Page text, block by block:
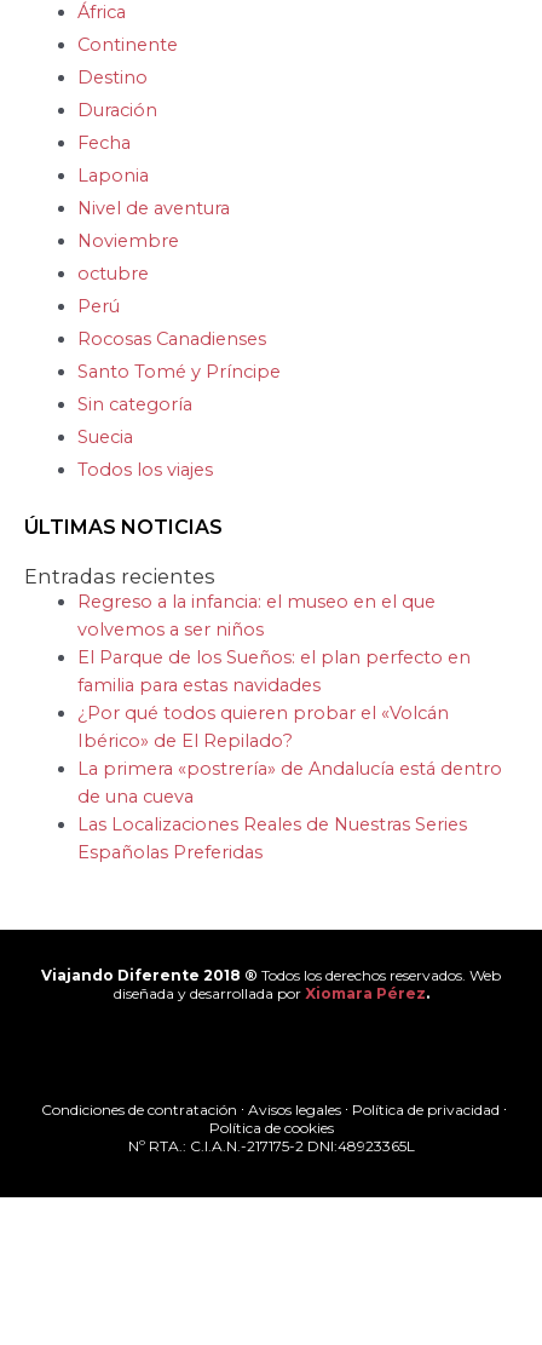
África
Continente
Destino
Duración
Fecha
Laponia
Nivel de aventura
Noviembre
octubre
Perú
Rocosas Canadienses
Santo Tomé y Príncipe
Sin categoría
Suecia
Todos los viajes
ÚLTIMAS NOTICIAS
Entradas recientes
Regreso a la infancia: el museo en el que
volvemos a ser niños
El Parque de los Sueños: el plan perfecto en
familia para estas navidades
¿Por qué todos quieren probar el «Volcán
Ibérico» de El Repilado?
La primera «postrería» de Andalucía está dentro
de una cueva
Las Localizaciones Reales de Nuestras Series
Españolas Preferidas
Viajando Diferente 2018 ® Todos los derechos reservados. Web
diseñada y desarrollada por Xiomara Pérez.
Condiciones de contratación Avisos legales
Política de privacidad
Política de cookies
Nº RTA.: C.I.A.N.-217175-2 DNI:48923365L